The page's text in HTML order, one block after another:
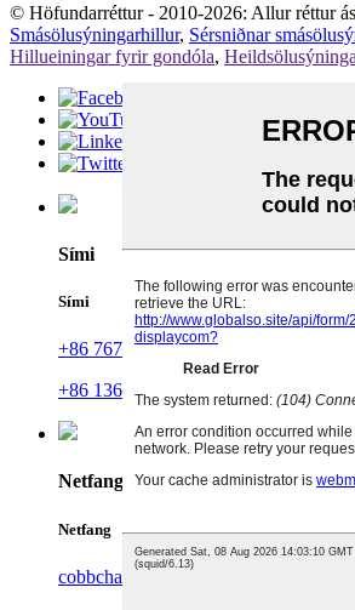
© Höfundarréttur - 2010-2026: Allur réttur
Smásölusýningarhillur, Sérsniðnar
Hillueiningar fyrir gondóla,
Sími
Sími
+86 767 86198640
+86 13630098457
Netfang
Netfang
cobbchan@tp-display.com